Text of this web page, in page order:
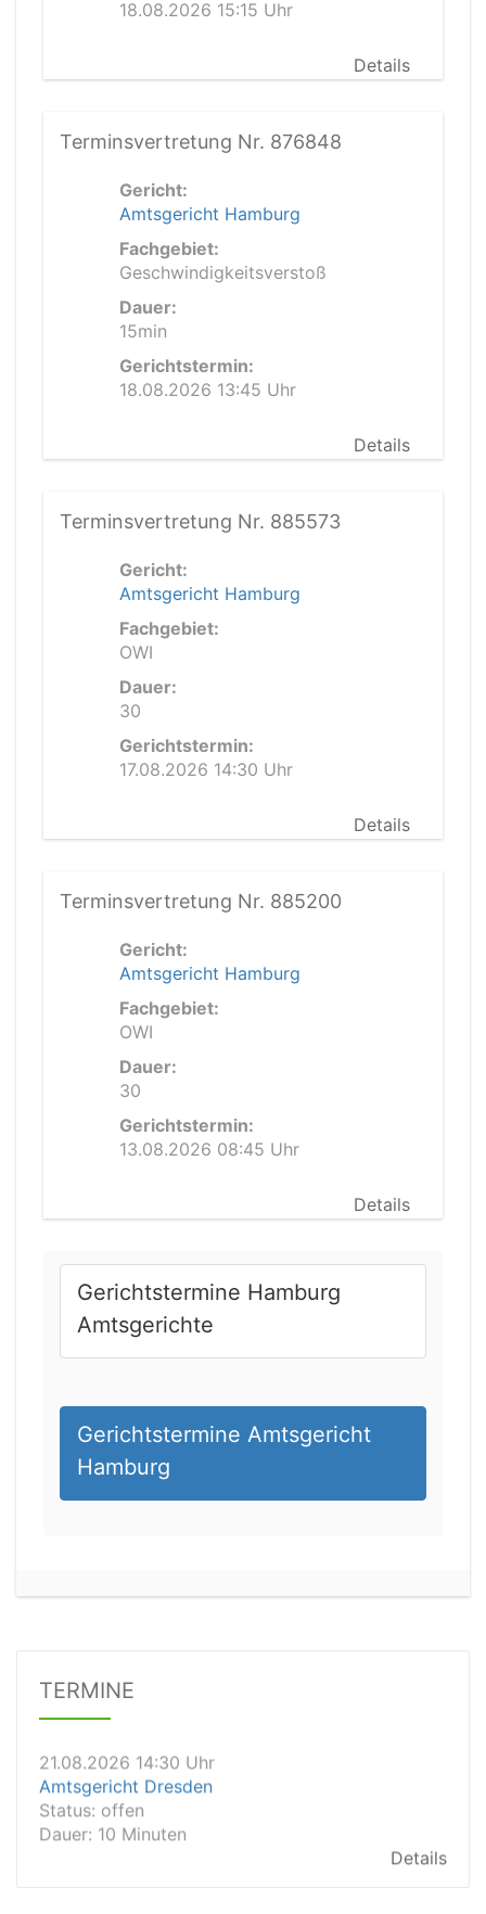
18.08.2026 15:15 Uhr
Details
Terminsvertretung Nr. 876848
Gericht:
Amtsgericht Hamburg
Fachgebiet:
Geschwindigkeitsverstoß
Dauer:
15min
Gerichtstermin:
18.08.2026 13:45 Uhr
Details
Terminsvertretung Nr. 885573
Gericht:
Amtsgericht Hamburg
Fachgebiet:
OWI
Dauer:
30
Gerichtstermin:
17.08.2026 14:30 Uhr
Details
Terminsvertretung Nr. 885200
Gericht:
Amtsgericht Hamburg
Fachgebiet:
OWI
Dauer:
30
Gerichtstermin:
13.08.2026 08:45 Uhr
Details
Gerichtstermine Hamburg
Amtsgerichte
Gerichtstermine Amtsgericht
Hamburg
TERMINE
Arbeitsgericht Gelsenkirchen
21.08.2026 14:30 Uhr
Amtsgericht Dresden
Dauer: 10 Minuten
21.08.2026 14:20 Uhr
Amtsgericht Wiesbaden